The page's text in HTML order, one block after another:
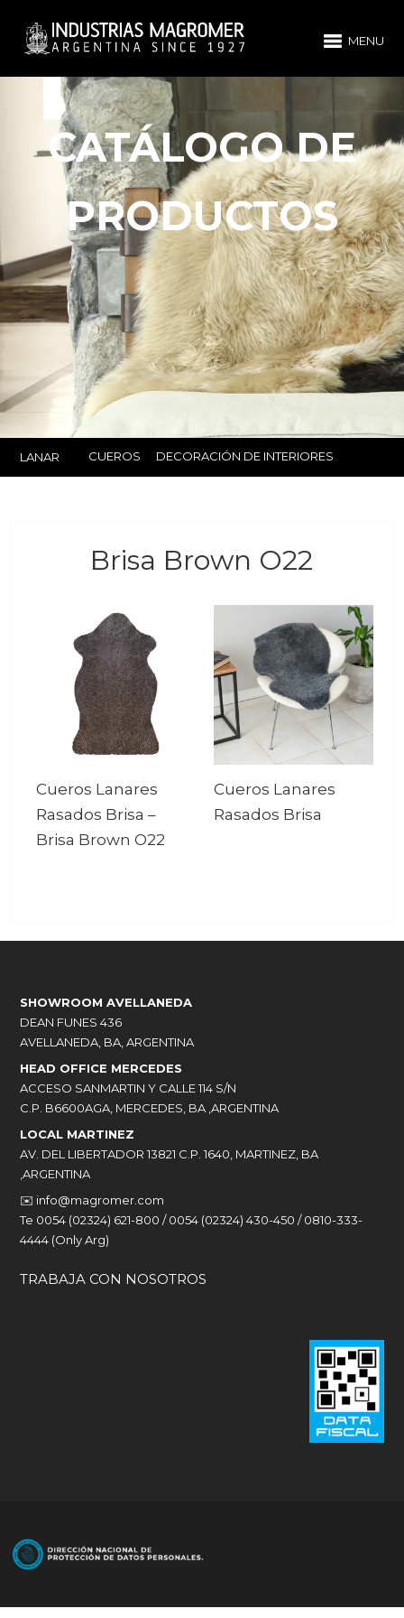
MENU
CATÁLOGO DE
PRODUCTOS
LANAR CUEROS DECORACIÓN DE INTERIORES
Brisa Brown O22
Cueros Lanares
Rasados Brisa –
Brisa Brown O22
Cueros Lanares
Rasados Brisa
SHOWROOM AVELLANEDA
DEAN FUNES 436
AVELLANEDA, BA, ARGENTINA
HEAD OFFICE MERCEDES
ACCESO SANMARTIN Y CALLE 114 S/N
C.P. B6600AGA, MERCEDES, BA ,ARGENTINA
LOCAL MARTINEZ
AV. DEL LIBERTADOR 13821 C.P. 1640, MARTINEZ, BA
,ARGENTINA
✉️ info@magromer.com
Te 0054 (02324) 621-800 / 0054 (02324) 430-450 / 0810-333-
4444 (Only Arg)
TRABAJA CON NOSOTROS